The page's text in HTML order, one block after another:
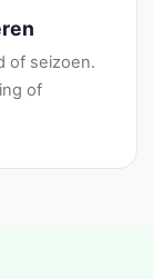
of seizoen.
of